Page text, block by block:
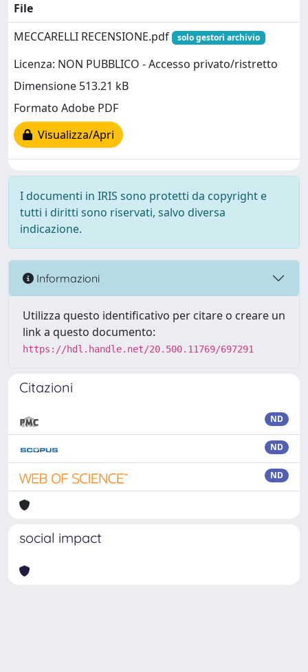
File
MECCARELLI RECENSIONE.pdf
solo gestori archivio
Licenza: NON PUBBLICO - Accesso privato/ristretto
Dimensione 513.21 kB
Formato Adobe PDF
Visualizza/Apri
I documenti in IRIS sono protetti da copyright e
tutti i diritti sono riservati, salvo diversa
indicazione.
Informazioni
Utilizza questo identificativo per citare o creare un
link a questo documento:
https://hdl.handle.net/20.500.11769/697291
Citazioni
ND
ND
ND
social impact